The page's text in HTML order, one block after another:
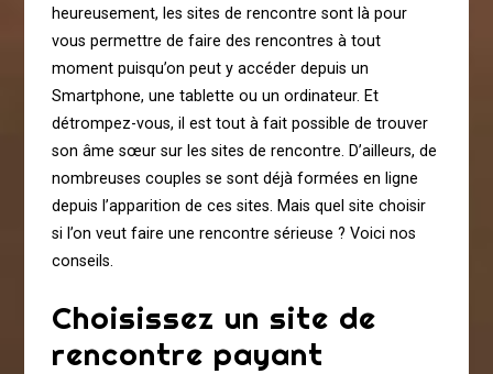
heureusement, les sites de rencontre sont là pour
vous permettre de faire des rencontres à tout
moment puisqu’on peut y accéder depuis un
Smartphone, une tablette ou un ordinateur. Et
détrompez-vous, il est tout à fait possible de trouver
son âme sœur sur les sites de rencontre. D’ailleurs, de
nombreuses couples se sont déjà formées en ligne
depuis l’apparition de ces sites. Mais quel site choisir
si l’on veut faire une rencontre sérieuse ? Voici nos
conseils.
Choisissez un site de
rencontre payant